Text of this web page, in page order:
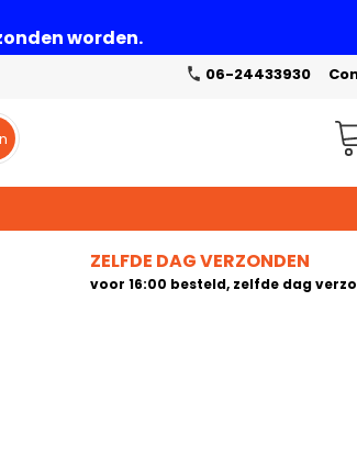
worden.
06-24433930
ZELFDE DAG VERZONDEN
voor 16:00 besteld, zelfde dag